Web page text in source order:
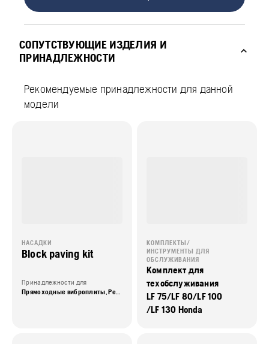
СОПУТСТВУЮЩИЕ ИЗДЕЛИЯ И
ПРИНАДЛЕЖНОСТИ
Рекомендуемые принадлежности для данной
модели
НАСАДКИ
Block paving kit
Принадлежности для
Прямоходные виброплиты, Реверсивные виброплиты
КОМПЛЕКТЫ/
ИНСТРУМЕНТЫ ДЛЯ
ОБСЛУЖИВАНИЯ
Комплект для
техобслуживания
LF 75/LF 80/LF 100
/LF 130 Honda